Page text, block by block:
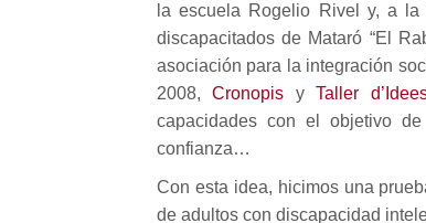
la escuela Rogelio Rivel y, a
discapacitados de Mataró “El
asociación para la integración
2008,Cronopis yTaller
capacidades con el objetivo
confianza…
Con esta idea, hicimos una
de adultos con discapacidad